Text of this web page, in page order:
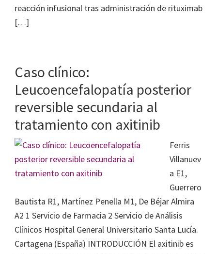
reacción infusional tras administración de rituximab
[…]
Caso clínico:
Leucoencefalopatía posterior
reversible secundaria al
tratamiento con axitinib
Ferris
Villanuev
a E1,
Guerrero
Bautista R1, Martínez Penella M1, De Béjar Almira
A2 1 Servicio de Farmacia 2 Servicio de Análisis
Clínicos Hospital General Universitario Santa Lucía.
Cartagena (España) INTRODUCCIÓN El axitinib es